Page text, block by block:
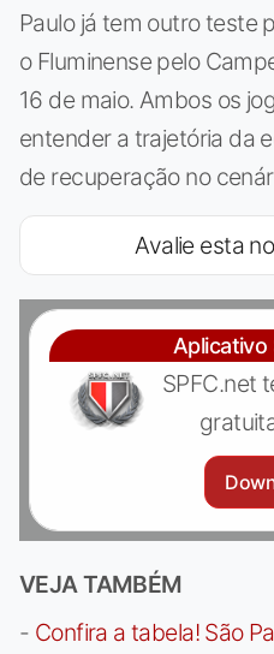
Paulo já tem outro teste
o Fluminense pelo
16 de maio. Ambos os
entender a trajetória da
de recuperação no
Avalie esta
Aplicativo
SPFC.net
VEJA TAMBÉM
- Confira a tabela! São